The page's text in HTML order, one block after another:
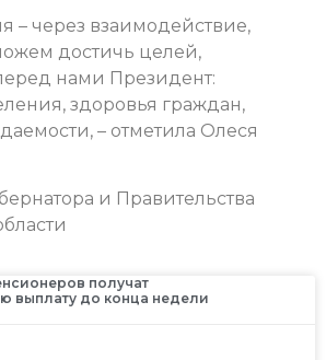
– через взаимодействие,
достичь целей,
нами Президент:
здоровья граждан,
– отметила Олеся
и Правительства
получат
выплату до конца недели